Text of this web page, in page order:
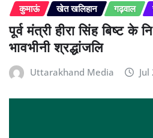
कुमाऊं खेत खलिहान गढ़वाल
पूर्व मंत्री हीरा सिंह बिष्ट
भावभीनी श्रद्धांजलि
Uttarakhand Media